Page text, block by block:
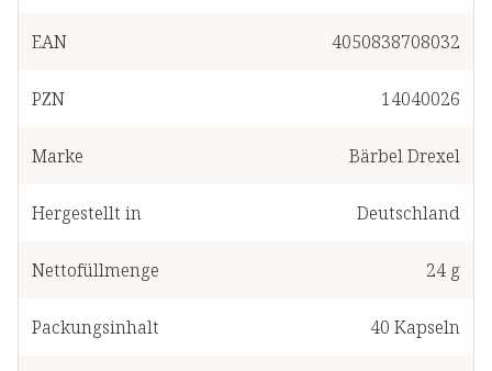
EAN 4050838708032
PZN 14040026
Marke Bärbel Drexel
Hergestellt in Deutschland
Nettofüllmenge 24 g
Packungsinhalt 40 Kapseln